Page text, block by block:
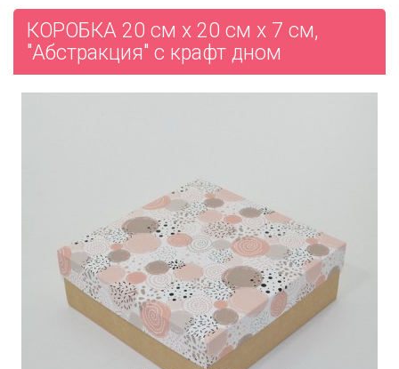
КОРОБКА 20 см х 20 см х 7 см,
"Абстракция" c крафт дном